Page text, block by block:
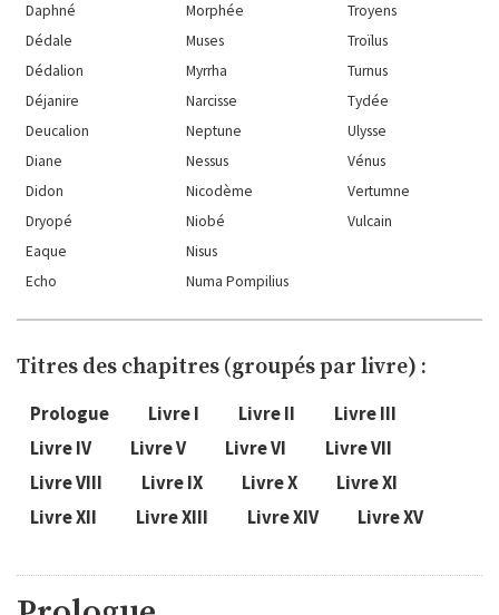
Daphné
Dédale
Dédalion
Déjanire
Deucalion
Diane
Didon
Dryopé
Eaque
Echo
Morphée
Muses
Myrrha
Narcisse
Neptune
Nessus
Nicodème
Niobé
Nisus
Numa Pompilius
Troyens
Troïlus
Turnus
Tydée
Ulysse
Vénus
Vertumne
Vulcain
Titres des chapitres (groupés par livre) :
Prologue Livre I Livre II
Livre III
Livre IV
Livre V Livre VI
Livre VII
Livre VIII
Livre IX Livre X
Livre XI
Livre XII
Livre XIII Livre XIV Livre XV